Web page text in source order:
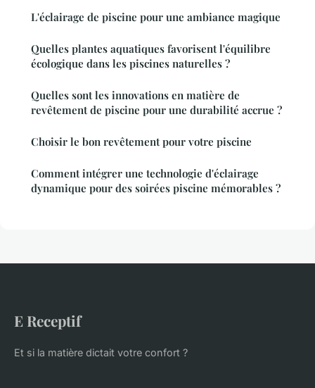
L'éclairage de piscine pour une ambiance magique
Quelles plantes aquatiques favorisent l'équilibre
écologique dans les piscines naturelles ?
Quelles sont les innovations en matière de
revêtement de piscine pour une durabilité accrue ?
Choisir le bon revêtement pour votre piscine
Comment intégrer une technologie d'éclairage
dynamique pour des soirées piscine mémorables ?
E Receptif
Et si la matière dictait votre confort ?